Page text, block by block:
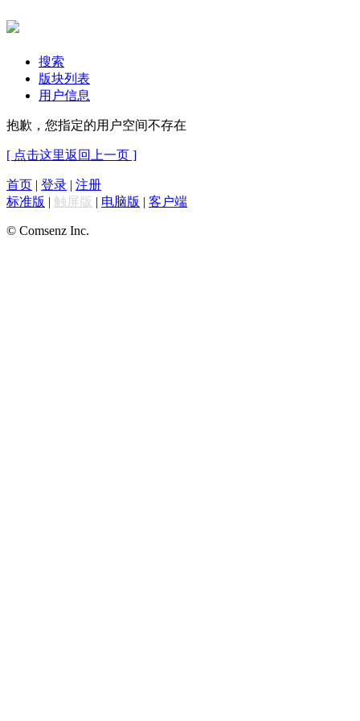
搜索
版块列表
用户信息
抱歉，您指定的用户空间不存在
[ 点击这里返回上一页 ]
首页 | 登录 | 注册
标准版 | 触屏版 | 电脑版 | 客户端
© Comsenz Inc.